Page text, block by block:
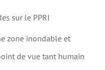
sur le PPRI
zone inondable et
de vue tant humain